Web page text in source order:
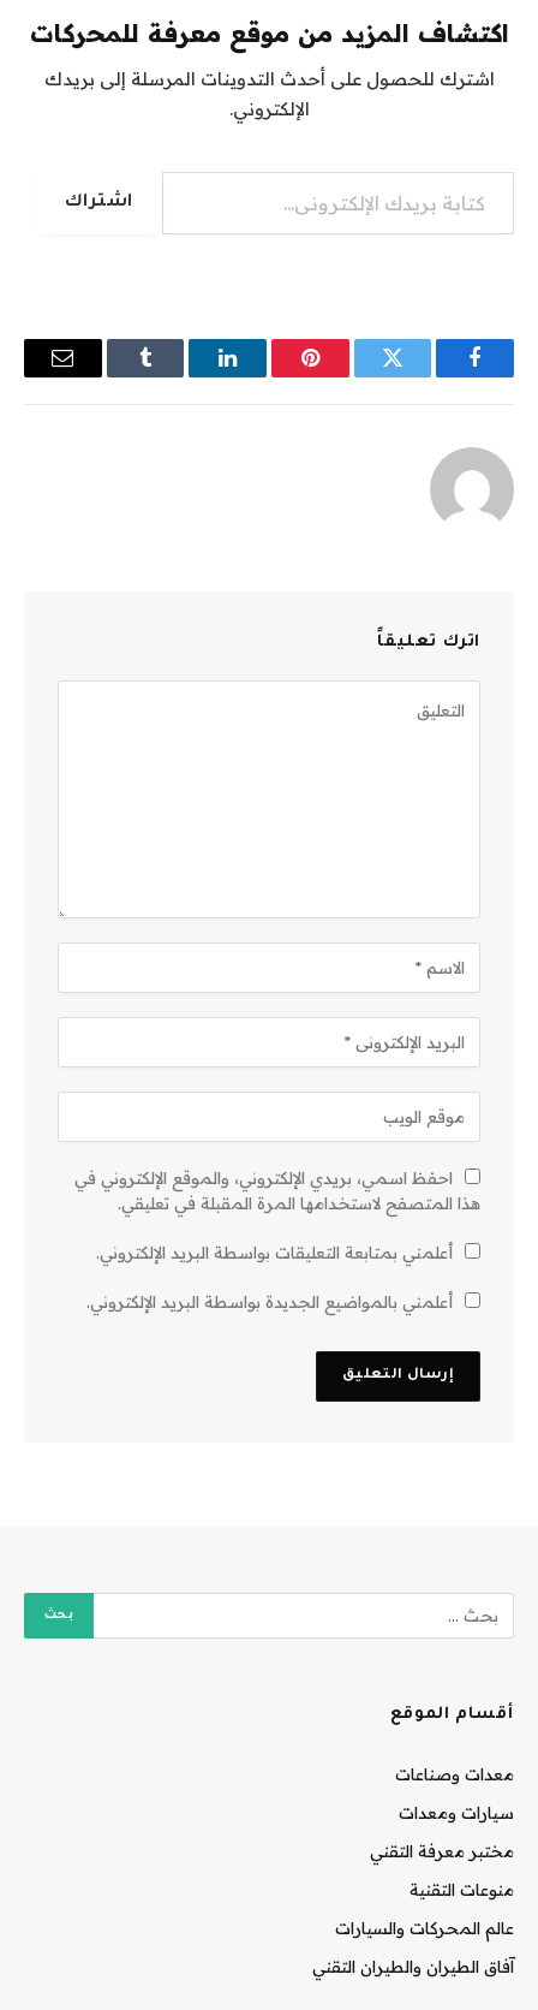
اكتشاف المزيد من موقع معرفة للمحركات
اشترك للحصول على أحدث التدوينات المرسلة إلى بريدك
الإلكتروني.
كتابة بريدك الإلكتروني...
اشتراك
فيسبوك تويتر بينتيريستلينكدإن Tumblr
البريد
اترك تعليقاً
احفظ اسمي، بريدي الإلكتروني، والموقع الإلكتروني في
هذا المتصفح لاستخدامها المرة المقبلة في تعليقي.
أعلمني بمتابعة التعليقات بواسطة البريد الإلكتروني.
أعلمني بالمواضيع الجديدة بواسطة البريد الإلكتروني.
أقسام الموقع
معدات وصناعات
سيارات ومعدات
مختبر معرفة التقني
منوعات التقنية
عالم المحركات والسيارات
آفاق الطيران والطيران التقني